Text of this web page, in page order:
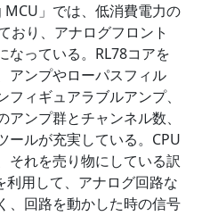
」では、低消費電力の
おり、アナログフロント
なっている。RL78コアを
アンプやローパスフィル
ィギュアラブルアンプ、
ンプ群とチャンネル数、
ールが充実している。CPU
それを売り物にしている訳
用して、アナログ回路な
、回路を動かした時の信号